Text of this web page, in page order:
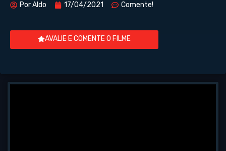
PorAldo 17/04/2021 Comente!
AVALIE E COMENTE O FILME